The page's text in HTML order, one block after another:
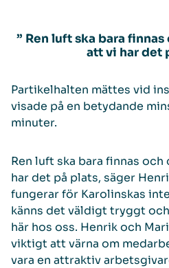
” Ren luft ska bara
att vi har det
Partikelhalten mättes vid
visade på en betydande
minuter.
Ren luft ska bara finnas
har det på plats, säger
fungerar för Karolinskas
känns det väldigt tryggt
här hos oss. Henrik och
viktigt att värna om
vara en attraktiv